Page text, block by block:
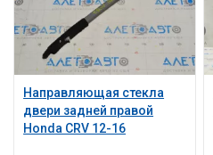
Направляющая стекла
двери задней правой
Honda CRV 12-16